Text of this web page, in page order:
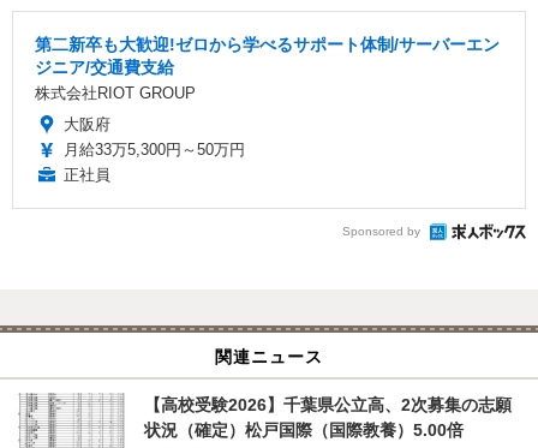
第二新卒も大歓迎!ゼロから学べるサポート体制/サーバーエン
ジニア/交通費支給
株式会社RIOT GROUP
大阪府
月給33万5,300円～50万円
正社員
Sponsored by
関連ニュース
【高校受験2026】千葉県公立高、2次募集の志願
状況（確定）松戸国際（国際教養）5.00倍